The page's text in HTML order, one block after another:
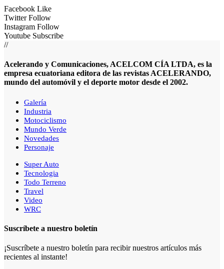
Facebook Like
Twitter Follow
Instagram Follow
Youtube Subscribe
//
Acelerando y Comunicaciones, ACELCOM CÍA LTDA, es la
empresa ecuatoriana editora de las revistas ACELERANDO,
mundo del automóvil y el deporte motor desde el 2002.
Galería
Industria
Motociclismo
Mundo Verde
Novedades
Personaje
Super Auto
Tecnologia
Todo Terreno
Travel
Video
WRC
Suscríbete a nuestro boletín
¡Suscríbete a nuestro boletín para recibir nuestros artículos más
recientes al instante!